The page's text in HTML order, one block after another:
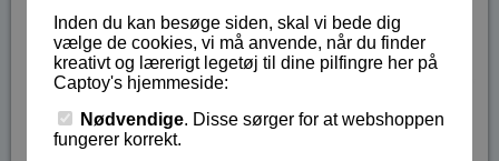
Inden du kan besøge siden, skal vi bede dig
vælge de cookies, vi må anvende, når du finder
kreativt og lærerigt legetøj til dine pilfingre her på
Captoy's hjemmeside:
Nødvendige. Disse sørger for at webshoppen
fungerer korrekt.